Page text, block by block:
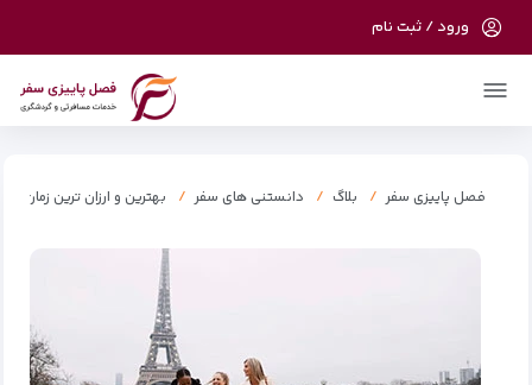
در حال حاضر ارتباط با سرور قطع می باشد لطفا
ورود / ثبت نام
فصل پاییزی سفر بلاگ دانستنی های سفر بهترین و ارزان ترین زمان